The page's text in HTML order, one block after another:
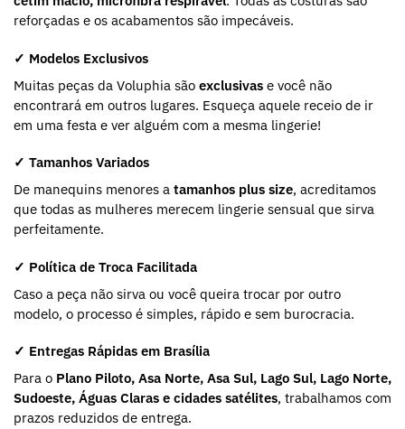
reforçadas e os acabamentos são impecáveis.
✓ Modelos Exclusivos
Muitas peças da Voluphia são exclusivas e você não
encontrará em outros lugares. Esqueça aquele receio de ir
em uma festa e ver alguém com a mesma lingerie!
✓ Tamanhos Variados
De manequins menores a tamanhos plus size, acreditamos
que todas as mulheres merecem lingerie sensual que sirva
perfeitamente.
✓ Política de Troca Facilitada
Caso a peça não sirva ou você queira trocar por outro
modelo, o processo é simples, rápido e sem burocracia.
✓ Entregas Rápidas em Brasília
Para o Plano Piloto, Asa Norte, Asa Sul, Lago Sul, Lago Norte,
Sudoeste, Águas Claras e cidades satélites, trabalhamos com
prazos reduzidos de entrega.